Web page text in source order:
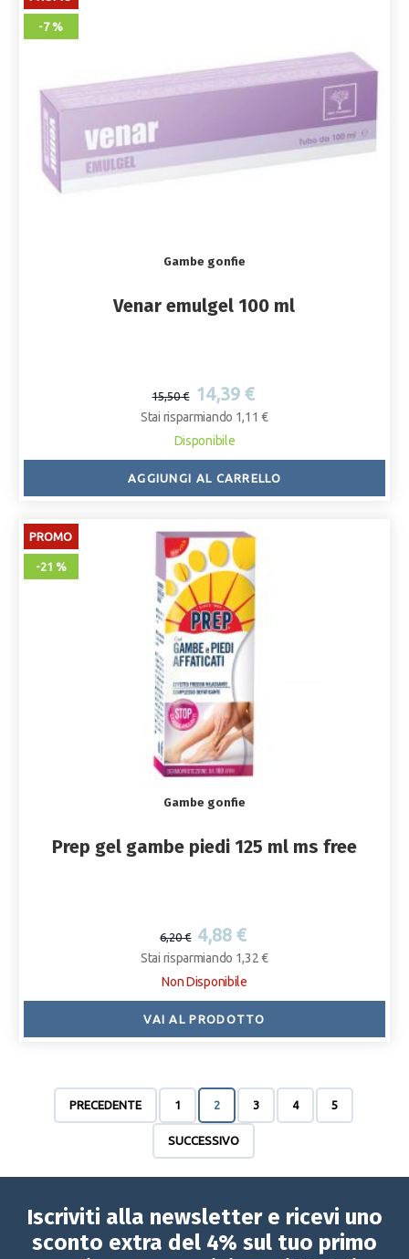
-7 %
Gambe gonfie
Venar emulgel 100 ml
15,50 € 14,39 €
Stai risparmiando 1,11 €
Disponibile
AGGIUNGI AL CARRELLO
PROMO
-21 %
Gambe gonfie
Prep gel gambe piedi 125 ml ms free
6,20 € 4,88 €
Stai risparmiando 1,32 €
Non Disponibile
VAI AL PRODOTTO
PRECEDENTE 1 2 3 4 5
SUCCESSIVO
Iscriviti alla newsletter e ricevi uno
sconto extra del 4% sul tuo primo